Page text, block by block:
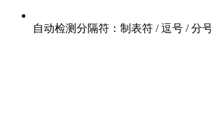
自动检测分隔符：制表符 / 逗号 / 分号